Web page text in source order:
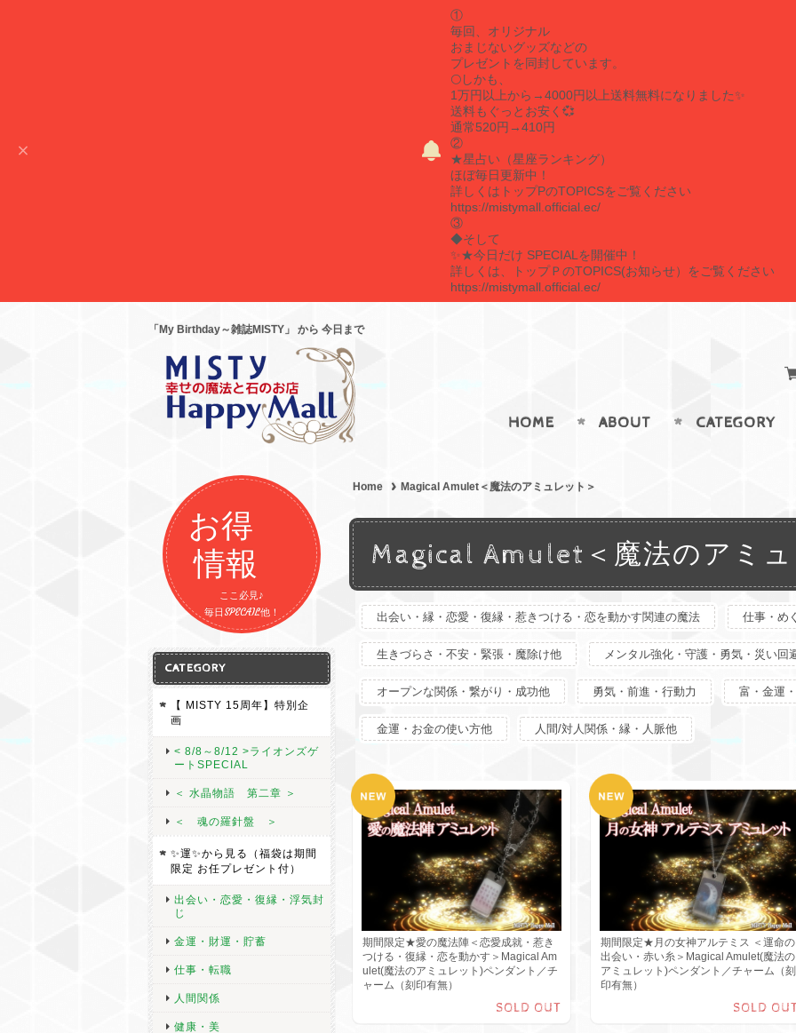
①
毎回、オリジナル
おまじないグッズなどの
プレゼントを同封しています。
🌕しかも、
1万円以上から→4000円以上送料無料になりました✨
送料もぐっとお安く💞
通常520円→410円
②
★星占い（星座ランキング）
ほぼ毎日更新中！
詳しくはトップPのTOPICSをご覧ください
https://mistymall.official.ec/
③
◆そして
✨★今日だけ SPECIALを開催中！
詳しくは、トップＰのTOPICS(お知らせ）をご覧ください
https://mistymall.official.ec/
「My Birthday～雑誌MISTY」 から 今日まで
HOME ABOUT CATEGORY
Home Magical Amulet＜魔法のアミュレット＞
Magical Amulet＜魔法のアミ
出会い・縁・恋愛・復縁・惹きつける・恋を動かす関連の魔法 仕事・め
生きづらさ・不安・緊張・魔除け他 メンタル強化・守護・勇気・災い回
オープンな関係・繋がり・成功他 勇気・前進・行動力 富・金運
金運・お金の使い方他 人間/対人関係・縁・人脈他
期間限定★愛の魔法陣＜恋愛成就・惹き
つける・復縁・恋を動かす＞Magical Am
ulet(魔法のアミュレット)ペンダント／チ
ャーム（刻印有無）
SOLD OUT
期間限定★月の女神アルテミス ＜運命の
出会い・赤い糸＞Magical Amulet(魔法の
アミュレット)ペンダント／チャーム（刻
印有無）
SOLD
お得
情報
ここ必見♪
毎日SPECAIL他！
CATEGORY
【 MISTY 15周年】特別企
画
< 8/8～8/12 >ライオンズゲ
ートSPECIAL
＜ 水晶物語 第二章 ＞
＜ 魂の羅針盤 ＞
✨運✨から見る（福袋は期間
限定 お任プレゼント付）
出会い・恋愛・復縁・浮気封
じ
金運・財運・貯蓄
仕事・転職
人間関係
健康・美